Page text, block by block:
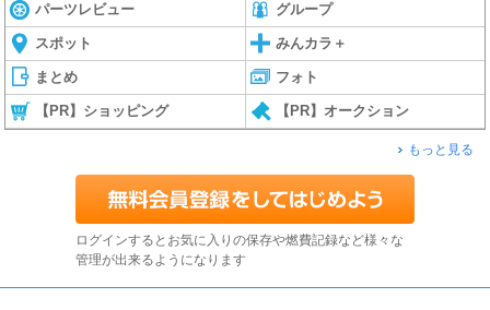
パーツレビュー グループ
スポット みんカラ＋
まとめ フォト
【PR】ショッピング 【PR】オークション
もっと見る
ログインするとお気に入りの保存や燃費記録など様々な
管理が出来るようになります